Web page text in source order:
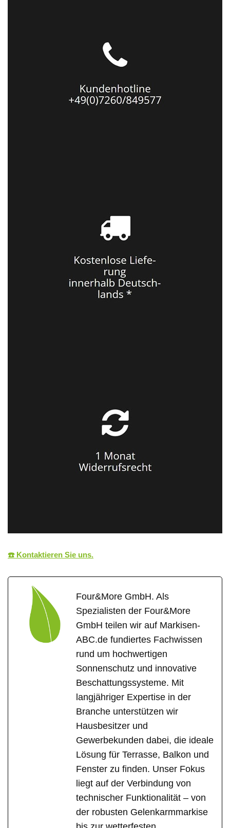
☎️ Kontaktieren Sie uns.
Four&More GmbH. Als
Spezialisten der Four&More
GmbH teilen wir auf Markisen-
ABC.de fundiertes Fachwissen
rund um hochwertigen
Sonnenschutz und innovative
Beschattungssysteme. Mit
langjähriger Expertise in der
Branche unterstützen wir
Hausbesitzer und
Gewerbekunden dabei, die ideale
Lösung für Terrasse, Balkon und
Fenster zu finden. Unser Fokus
liegt auf der Verbindung von
technischer Funktionalität – von
der robusten Gelenkarmmarkise